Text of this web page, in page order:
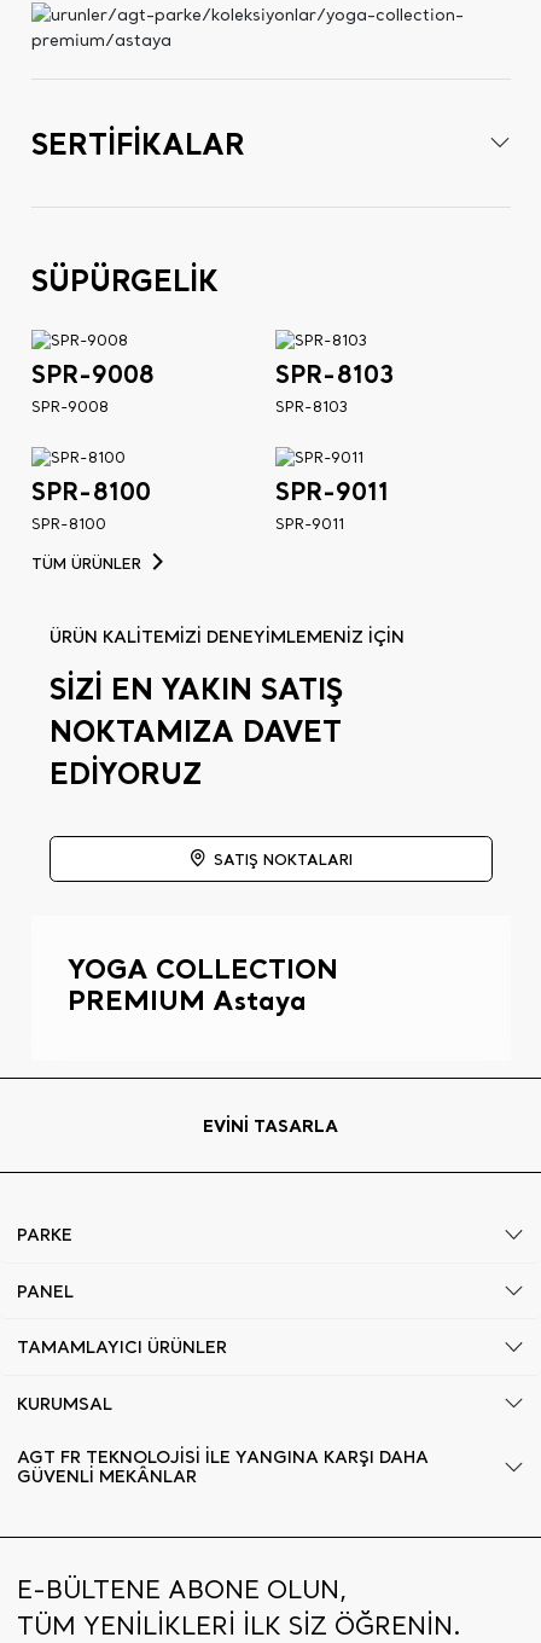
SERTİFİKALAR
SÜPÜRGELİK
SPR-9008
SPR-9008
SPR-8103
SPR-8103
SPR-8100
SPR-8100
SPR-9011
SPR-9011
TÜM ÜRÜNLER
ÜRÜN KALİTEMİZİ DENEYİMLEMENİZ İÇİN
SİZİ EN YAKIN SATIŞ
NOKTAMIZA DAVET
EDİYORUZ
SATIŞ NOKTALARI
YOGA COLLECTION
PREMIUM Astaya
EVİNİ TASARLA
PARKE
PANEL
TAMAMLAYICI ÜRÜNLER
KURUMSAL
AGT FR TEKNOLOJİSİ İLE YANGINA KARŞI DAHA
GÜVENLİ MEKÂNLAR
E-BÜLTENE ABONE OLUN,
TÜM YENİLİKLERİ İLK SİZ ÖĞRENİN.